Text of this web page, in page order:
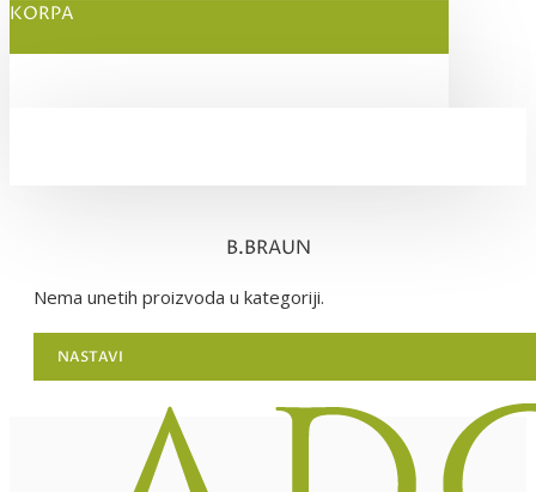
KORPA
B.BRAUN
Nema unetih proizvoda u kategoriji.
NASTAVI